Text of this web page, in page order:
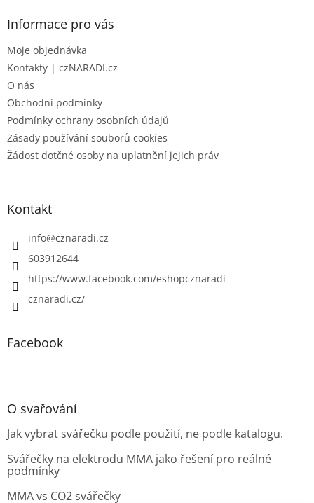
Informace pro vás
Moje objednávka
Kontakty | czNARADI.cz
O nás
Obchodní podmínky
Podmínky ochrany osobních údajů
Zásady používání souborů cookies
Žádost dotčné osoby na uplatnění jejich práv
Kontakt
info@cznaradi.cz
603912644
https://www.facebook.com/eshopcznaradi
cznaradi.cz/
Facebook
O svařování
Jak vybrat svářečku podle použití, ne podle katalogu.
Svářečky na elektrodu MMA jako řešení pro reálné
podmínky
MMA vs CO2 svářečky